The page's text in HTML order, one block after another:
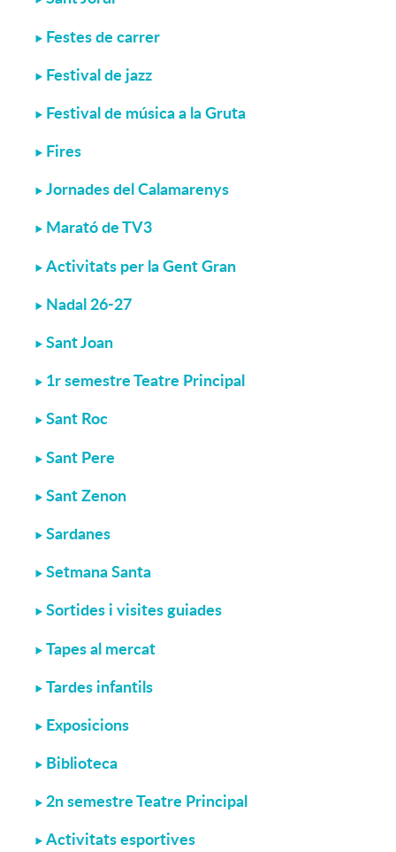
Festes de carrer
Festival de jazz
Festival de música a la Gruta
Fires
Jornades del Calamarenys
Marató de TV3
Activitats per la Gent Gran
Nadal 26-27
Sant Joan
1r semestre Teatre Principal
Sant Roc
Sant Pere
Sant Zenon
Sardanes
Setmana Santa
Sortides i visites guiades
Tapes al mercat
Tardes infantils
Exposicions
Biblioteca
2n semestre Teatre Principal
Activitats esportives